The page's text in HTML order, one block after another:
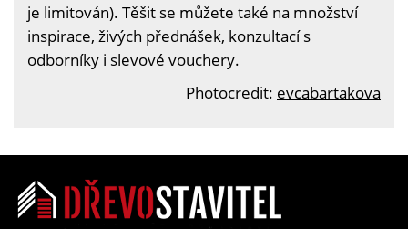
je limitován). Těšit se můžete také na množství
inspirace, živých přednášek, konzultací s
odborníky i slevové vouchery.
Photocredit: evcabartakova